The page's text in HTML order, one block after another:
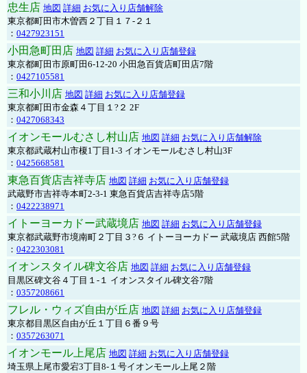
忠生店 地図 詳細 お気に入り店舗解除
東京都町田市木曽西２丁目１７-２１
： 0427923151
小田急町田店 地図 詳細 お気に入り店舗登録
東京都町田市原町田6-12-20 小田急百貨店町田店7階
： 0427105581
三和小川店 地図 詳細 お気に入り店舗登録
東京都町田市金森４丁目１?２ 2F
： 0427068343
イオンモールむさし村山店 地図 詳細 お気に入り店舗解除
東京都武蔵村山市榎1丁目1-3 イオンモールむさし村山3F
： 0425668581
東急百貨店吉祥寺店 地図 詳細 お気に入り店舗登録
武蔵野市吉祥寺本町2-3-1 東急百貨店吉祥寺店5階
： 0422238971
イトーヨーカドー武蔵境店 地図 詳細 お気に入り店舗登録
東京都武蔵野市境南町２丁目３?６ イトーヨーカドー 武蔵境店 西館5階
： 0422303081
イオンスタイル碑文谷店 地図 詳細 お気に入り店舗登録
目黒区碑文谷４丁目１-１ イオンスタイル碑文谷7階
： 0357208661
フレル・ウィズ自由が丘店 地図 詳細 お気に入り店舗登録
東京都目黒区自由が丘１丁目６番９号
： 0357263071
イオンモール上尾店 地図 詳細 お気に入り店舗登録
埼玉県上尾市愛宕3丁目8-１号イオンモール上尾２階